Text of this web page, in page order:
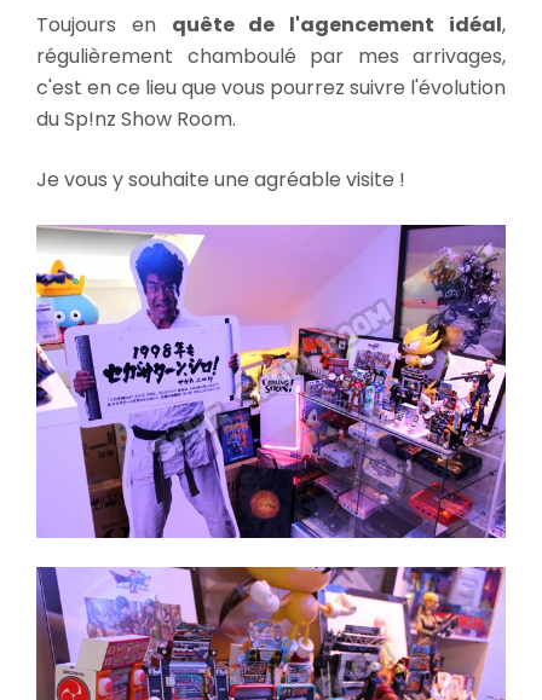
Toujours en quête de l'agencement idéal,
régulièrement chamboulé par mes arrivages,
c'est en ce lieu que vous pourrez suivre l'évolution
du Sp!nz Show Room.
Je vous y souhaite une agréable visite !